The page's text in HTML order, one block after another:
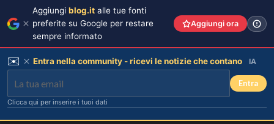
Aggiungi blog.it alle tue fonti
preferite su Google per restare
sempre informato
Aggiungi ora
✉️ Entra nella community - ricevi le notizie che contano IA
Entra
Clicca qui per inserire i tuoi dati